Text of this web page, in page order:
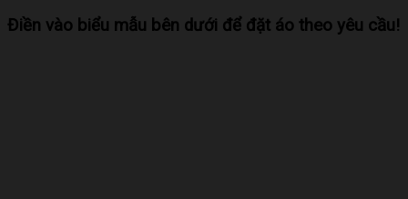
Điền vào biểu mẫu bên dưới để đặt áo theo yêu cầu!